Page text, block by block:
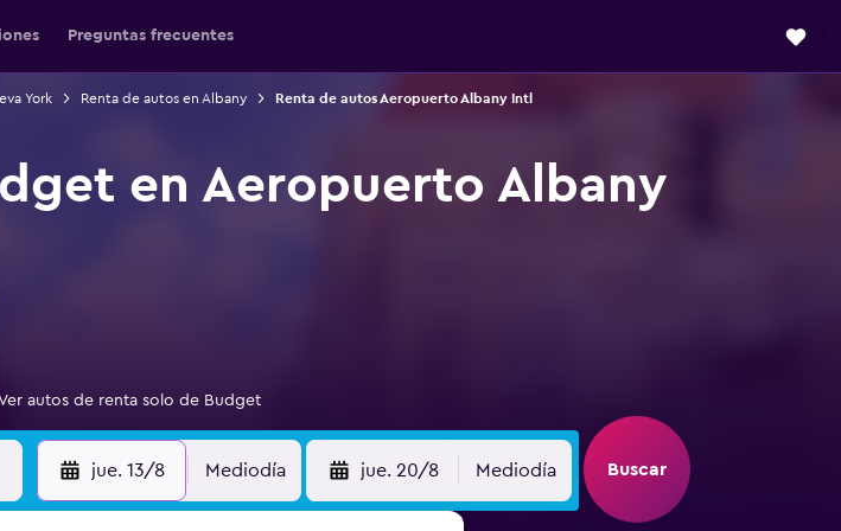
Preguntas frecuentes
York Renta de autos en Albany Renta de autos Aeropuerto Albany Intl
en Aeropuerto Albany
autos de renta solo de Budget
jue. 13/8 Mediodía jue. 20/8 Mediodía Buscar